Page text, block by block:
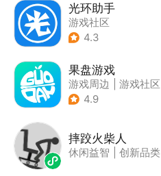
光环助手
游戏社区
4.3
果盘游戏
游戏周边
游戏社区
4.9
摔跤火柴人
休闲益智 创新品类